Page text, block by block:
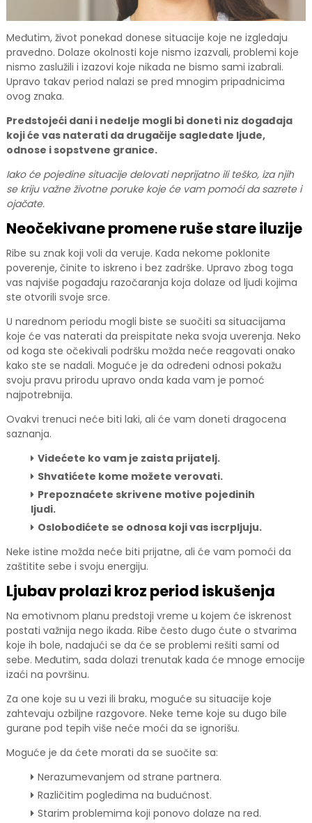
Međutim, život ponekad donese situacije koje ne izgledaju
pravedno. Dolaze okolnosti koje nismo izazvali, problemi koje
nismo zaslužili i izazovi koje nikada ne bismo sami izabrali.
Upravo takav period nalazi se pred mnogim pripadnicima
ovog znaka.
Predstojeći dani i nedelje mogli bi doneti niz događaja
koji će vas naterati da drugačije sagledate ljude,
odnose i sopstvene granice.
Iako će pojedine situacije delovati neprijatno ili teško, iza njih
se kriju važne životne poruke koje će vam pomoći da sazrete i
ojačate.
Neočekivane promene ruše stare iluzije
Ribe su znak koji voli da veruje. Kada nekome poklonite
poverenje, činite to iskreno i bez zadrške. Upravo zbog toga
vas najviše pogađaju razočaranja koja dolaze od ljudi kojima
ste otvorili svoje srce.
U narednom periodu mogli biste se suočiti sa situacijama
koje će vas naterati da preispitate neka svoja uverenja. Neko
od koga ste očekivali podršku možda neće reagovati onako
kako ste se nadali. Moguće je da određeni odnosi pokažu
svoju pravu prirodu upravo onda kada vam je pomoć
najpotrebnija.
Ovakvi trenuci neće biti laki, ali će vam doneti dragocena
saznanja.
Videćete ko vam je zaista prijatelj.
Shvatićete kome možete verovati.
Prepoznaćete skrivene motive pojedinih
ljudi.
Oslobodićete se odnosa koji vas iscrpljuju.
Neke istine možda neće biti prijatne, ali će vam pomoći da
zaštitite sebe i svoju energiju.
Ljubav prolazi kroz period iskušenja
Na emotivnom planu predstoji vreme u kojem će iskrenost
postati važnija nego ikada. Ribe često dugo ćute o stvarima
koje ih bole, nadajući se da će se problemi rešiti sami od
sebe. Međutim, sada dolazi trenutak kada će mnoge emocije
izaći na površinu.
Za one koje su u vezi ili braku, moguće su situacije koje
zahtevaju ozbiljne razgovore. Neke teme koje su dugo bile
gurane pod tepih više neće moći da se ignorišu.
Moguće je da ćete morati da se suočite sa:
Nerazumevanjem od strane partnera.
Različitim pogledima na budućnost.
Starim problemima koji ponovo dolaze na red.